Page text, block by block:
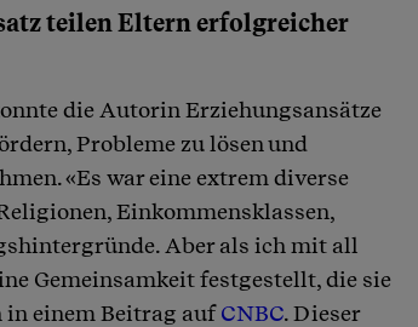
teilen Eltern erfolgreicher
die Autorin Erziehungsansätze
Probleme zu lösen und
«Es war eine extrem diverse
Einkommensklassen,
Aber als ich mit all
Gemeinsamkeit festgestellt, die sie
einem Beitrag aufCNBC. Dieser